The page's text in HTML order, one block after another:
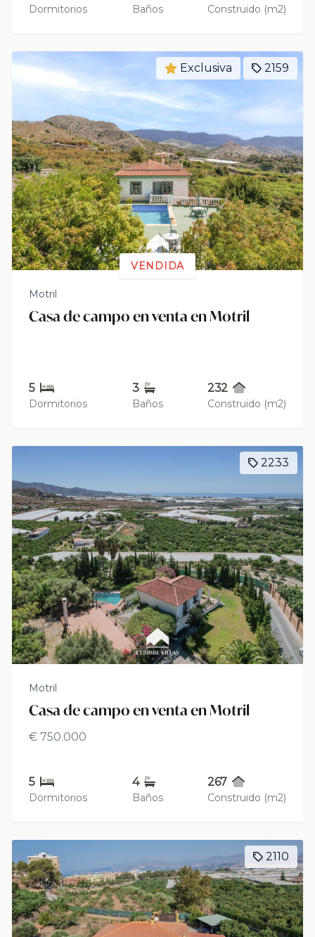
Dormitorios Baños Construido (m2)
Exclusiva 2159
VENDIDA
Motril
Casa de campo en venta en Motril
5
Dormitorios
3
Baños
232
Construido (m2)
2233
Motril
Casa de campo en venta en Motril
€ 750.000
5
Dormitorios
4
Baños
267
Construido (m2)
2110